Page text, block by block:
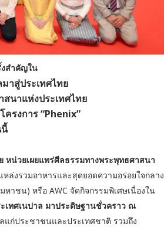
งสำคัญใน
าสู่ประเทศไทย
นาแห่งประเทศไทย
รงการ “Phenix”
นี้
หน่วยเผยแพร่ศีลธรรมทางพระพุทธศาสนา
หล่งรวมอาหารและสุดยอดความอร่อยใจกลาง
าชน) หรือ AWC จัดกิจกรรมพิเศษเนื่องใน
ทศเนปาล มาประดิษฐานชั่วคราว ณ
แก่ประชาชนและประเทศชาติ รวมถึง